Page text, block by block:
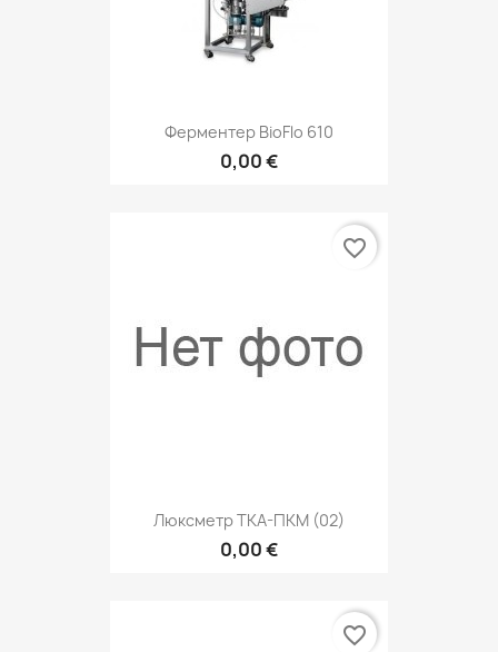
Ферментер BioFlo 610
0,00 €
Люксметр ТКА-ПКМ (02)
0,00 €
favorite_border
favorite_border